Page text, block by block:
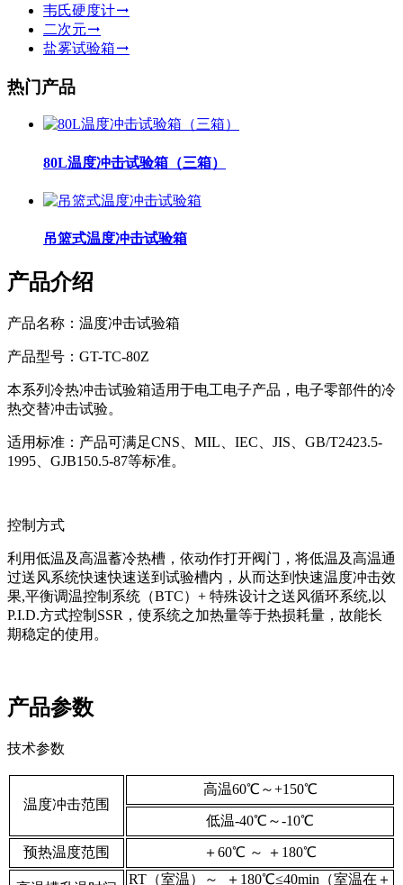
韦氏硬度计
二次元
盐雾试验箱
热门产品
80L温度冲击试验箱（三箱）
吊篮式温度冲击试验箱
产品介绍
产品名称：温度冲击试验箱
产品型号：GT-TC-80Z
本系列冷热冲击试验箱适用于电工电子产品，电子零部件的冷
热交替冲击试验。
适用标准：产品可满足CNS、MIL、IEC、JIS、GB/T2423.5-
1995、GJB150.5-87等标准。
控制方式
利用低温及高温蓄冷热槽，依动作打开阀门，将低温及高温通
过送风系统快速快速送到试验槽内，从而达到快速温度冲击效
果,平衡调温控制系统（BTC）+ 特殊设计之送风循环系统,以
P.I.D.方式控制SSR，使系统之加热量等于热损耗量，故能长
期稳定的使用。
产品参数
技术参数
温度冲击范围
高温60℃～+150℃
低温-40℃～-10℃
预热温度范围 ＋60℃ ～ ＋180℃
RT（室温）～ ＋180℃≤40min（室温在＋